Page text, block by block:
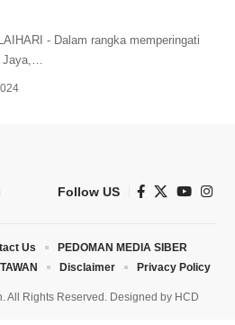
- Dalam rangka memperingati
Jaya,…
Follow US
All Rights Reserved. Designed by HCD
Us
PEDOMAN MEDIA SIBER
Disclaimer Privacy Policy